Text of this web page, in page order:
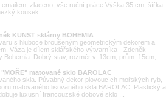
zlaceno, vše ruční práce.Výška 35 cm, šířka
kousek.
KUNST sklárny BOHEMIA
s hluboce broušeným geometrickým dekorem a
Váza je dílem sklářského výtvarníka - Zdeněk
Dobrý stav, rozměr v. 13cm, prům. 15cm, ...
matované sklo BAROLAC
skla. Půvabný dekor plovoucích mořských ryb,
matovaného lisovaného skla BAROLAC. Plastický a
luxusní francouzské dobové sklo ...